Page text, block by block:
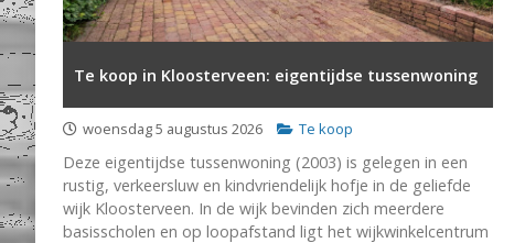
Te koop in Kloosterveen: eigentijdse tussenwoning
woensdag 5 augustus 2026 Te koop
Deze eigentijdse tussenwoning (2003) is gelegen in een
rustig, verkeersluw en kindvriendelijk hofje in de geliefde
wijk Kloosterveen. In de wijk bevinden zich meerdere
basisscholen en op loopafstand ligt het wijkwinkelcentrum